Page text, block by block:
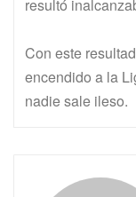
resultó
Con este
encendido a la
nadie sale ileso.